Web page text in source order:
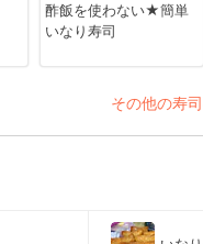
酢飯を使わない★簡単
いなり寿司
その他の寿